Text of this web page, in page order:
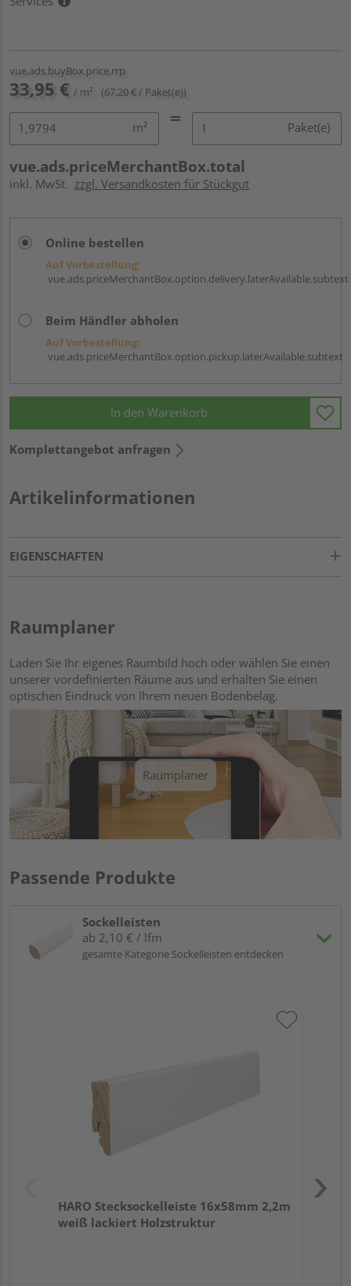
vue.ads.buyBox.price.rrp
33,95 € / m² (67,20 € / Paket(e))
m² Paket(e)
vue.ads.priceMerchantBox.total
inkl. MwSt. zzgl. Versandkosten für Stückgut
Online bestellen
Auf Vorbestellung:
vue.ads.priceMerchantBox.option.delivery.laterAvailable.subtext
Beim Händler abholen
Auf Vorbestellung:
vue.ads.priceMerchantBox.option.pickup.laterAvailable.subtext
In den Warenkorb
Komplettangebot anfragen
Artikelinformationen
EIGENSCHAFTEN
Raumplaner
Laden Sie Ihr eigenes Raumbild hoch oder wählen Sie einen
unserer vordefinierten Räume aus und erhalten Sie einen
optischen Eindruck von Ihrem neuen Bodenbelag.
Raumplaner
Passende Produkte
Sockelleisten
ab 2,10 € / lfm
gesamte Kategorie Sockelleisten entdecken
HARO Stecksockelleiste 16x58mm 2,2m
weiß lackiert Holzstruktur